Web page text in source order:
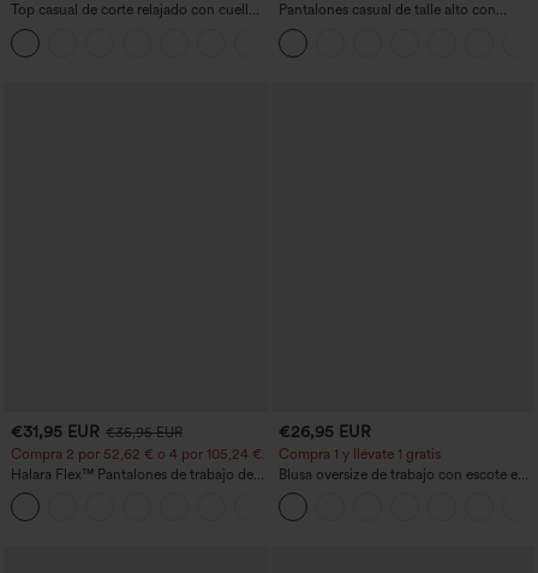
Top casual de corte relajado con cuello
redondo y mangas murciélago.
Pantalones casual de talle alto con
cordón, pernera ancha, en mezcla de
lino y con bolsillos
€31,95 EUR €35,95 EUR
Compra 2 por 52,62 € o 4 por 105,24 €.
Halara Flex™ Pantalones de trabajo de
talle alto, moldeadores del cuerpo, que
estilizan la cintura, con bolsillos, de
pierna ancha en micro‑waffle
€26,95 EUR
Compra 1 y llévate 1 gratis
Blusa oversize de trabajo con escote en
V y manga corta, resistente a las arrugas